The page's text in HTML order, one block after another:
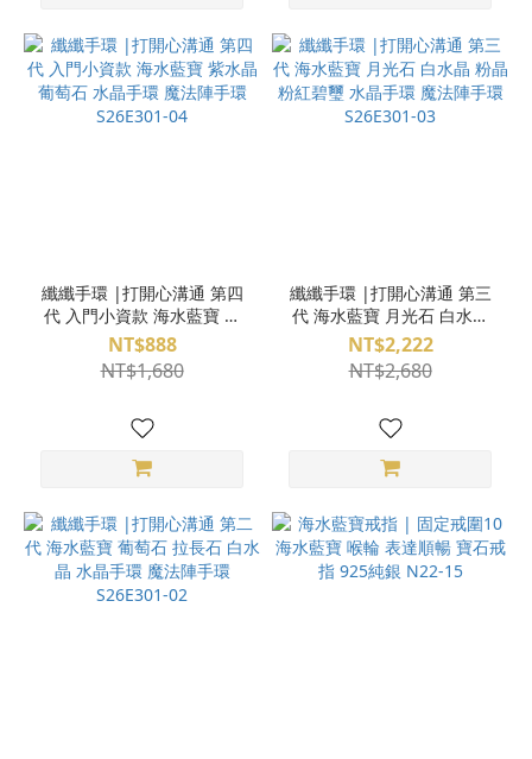
纖纖手環 |打開心溝通 第四
代 入門小資款 海水藍寶 紫
水晶 葡萄石 水晶手環 魔法
陣手環 S26E301-04
NT$888
NT$1,680
纖纖手環 |打開心溝通 第三
代 海水藍寶 月光石 白水晶
粉晶 粉紅碧璽 水晶手環 魔
法陣手環 S26E301-03
NT$2,222
NT$2,680